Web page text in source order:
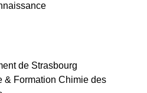
de Strasbourg
& Formation Chimie des